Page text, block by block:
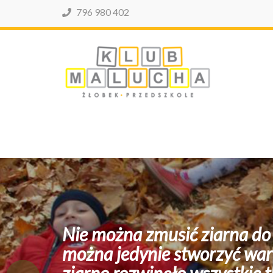
796 980 402
zmusić ziarna do rozwoju i
stworzyć warunki